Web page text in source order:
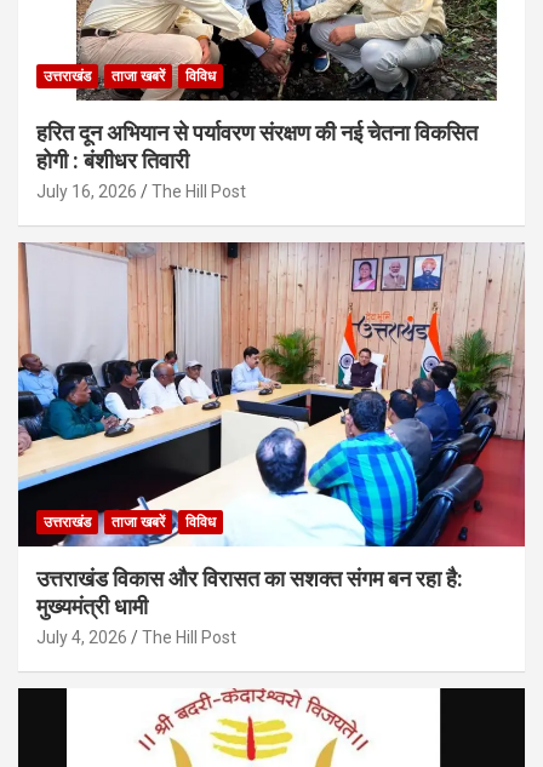
उत्तराखंड ताजा खबरें विविध
हरित दून अभियान से पर्यावरण संरक्षण की नई चेतना विकसित
होगी : बंशीधर तिवारी
July 16, 2026 The Hill Post
उत्तराखंड ताजा खबरें विविध
उत्तराखंड विकास और विरासत का सशक्त संगम बन रहा है:
मुख्यमंत्री धामी
July 4, 2026 The Hill Post